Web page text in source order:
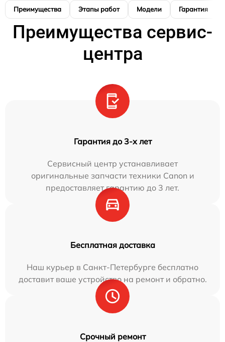
Преимущества Этапы работ Модели Гарантия
Преимущества сервис-
центра
Гарантия до 3-х лет
Сервисный центр устанавливает
оригинальные запчасти техники Canon и
предоставляет гарантию до 3 лет.
Бесплатная доставка
Наш курьер в Санкт-Петербурге бесплатно
доставит ваше устройство на ремонт и обратно.
Срочный ремонт